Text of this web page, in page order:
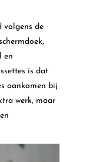
volgens de
en
is dat
aankomen bij
werk, maar